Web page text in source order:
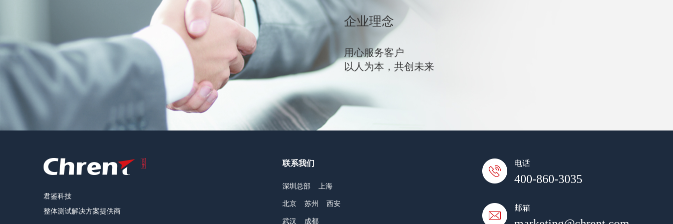
企业理念
用心服务客户
以人为本，共创未来
君鉴科技
整体测试解决方案提供商
联系我们
深圳总部 上海
北京 苏州 西安
武汉 成都
电话
400-860-3035
邮箱